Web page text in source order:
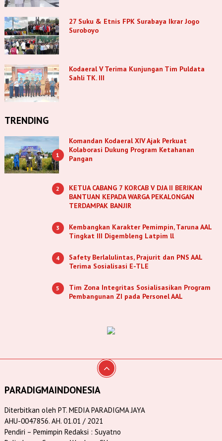
27 Suku & Etnis FPK Surabaya Ikrar Jogo
Suroboyo
Kodaeral V Terima Kunjungan Tim Puldata
Sahli TK. III
TRENDING
1
Komandan Kodaeral XIV Ajak Perkuat
Kolaborasi Dukung Program Ketahanan
Pangan
2
KETUA CABANG 7 KORCAB V DJA II BERIKAN
BANTUAN KEPADA WARGA PEKALONGAN
TERDAMPAK BANJIR
3
Kembangkan Karakter Pemimpin, Taruna AAL
Tingkat III Digembleng Latpim ll
4
Safety Berlalulintas, Prajurit dan PNS AAL
Terima Sosialisasi E-TLE
5
Tim Zona Integritas Sosialisasikan Program
Pembangunan ZI pada Personel AAL
PARADIGMAINDONESIA
Diterbitkan oleh PT. MEDIA PARADIGMA JAYA
AHU-0047856. AH. 01.01 / 2021
Pendiri – Pemimpin Redaksi : Suyatno